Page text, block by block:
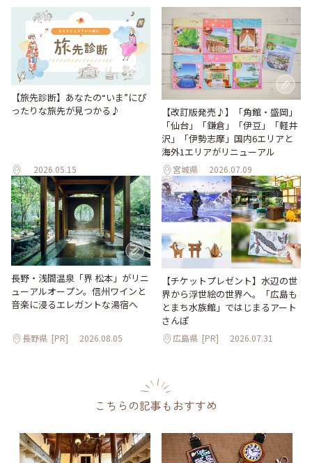
【旅先診断】あなたの“いま”にぴ
ったりな旅先が見つかる♪
2026.05.15
【改訂版発売♪】「角館・盛岡」
「仙台」「鎌倉」「伊豆」「軽井
沢」「伊勢志摩」国内6エリアと
海外1エリアがリニューアル
宮城県 2026.07.09
長野・浅間温泉「界 松本」がリニ
ューアルオープン。信州ワインと
音楽に浸るエレガントな湯宿へ
長野県 [PR] 2026.08.05
【チケットプレゼント】水辺の世
界から浮世絵の世界へ。「広島も
とまち水族館」ではじまるアート
さんぽ
広島県 [PR] 2026.07.31
こちらの記事もおすすめ